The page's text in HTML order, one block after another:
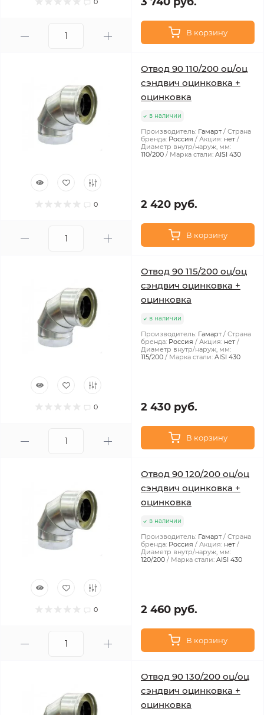
0
В корзину
0
Отвод 90 110/200 оц/оц
сэндвич оцинковка +
оцинковка
в наличии
Производитель: Гамарт
Страна
бренда: Россия Акция: нет
Диаметр внутр/наруж, мм:
110/200
Марка стали: AISI 430
2 420 руб.
В корзину
0
Отвод 90 115/200 оц/оц
сэндвич оцинковка +
оцинковка
в наличии
Производитель: Гамарт
Страна
бренда: Россия Акция: нет
Диаметр внутр/наруж, мм:
115/200
Марка стали: AISI 430
2 430 руб.
В корзину
0
Отвод 90 120/200 оц/оц
сэндвич оцинковка +
оцинковка
в наличии
Производитель: Гамарт
Страна
бренда: Россия Акция: нет
Диаметр внутр/наруж, мм:
120/200
Марка стали: AISI 430
2 460 руб.
В корзину
Отвод 90 130/200 оц/оц
сэндвич оцинковка +
оцинковка